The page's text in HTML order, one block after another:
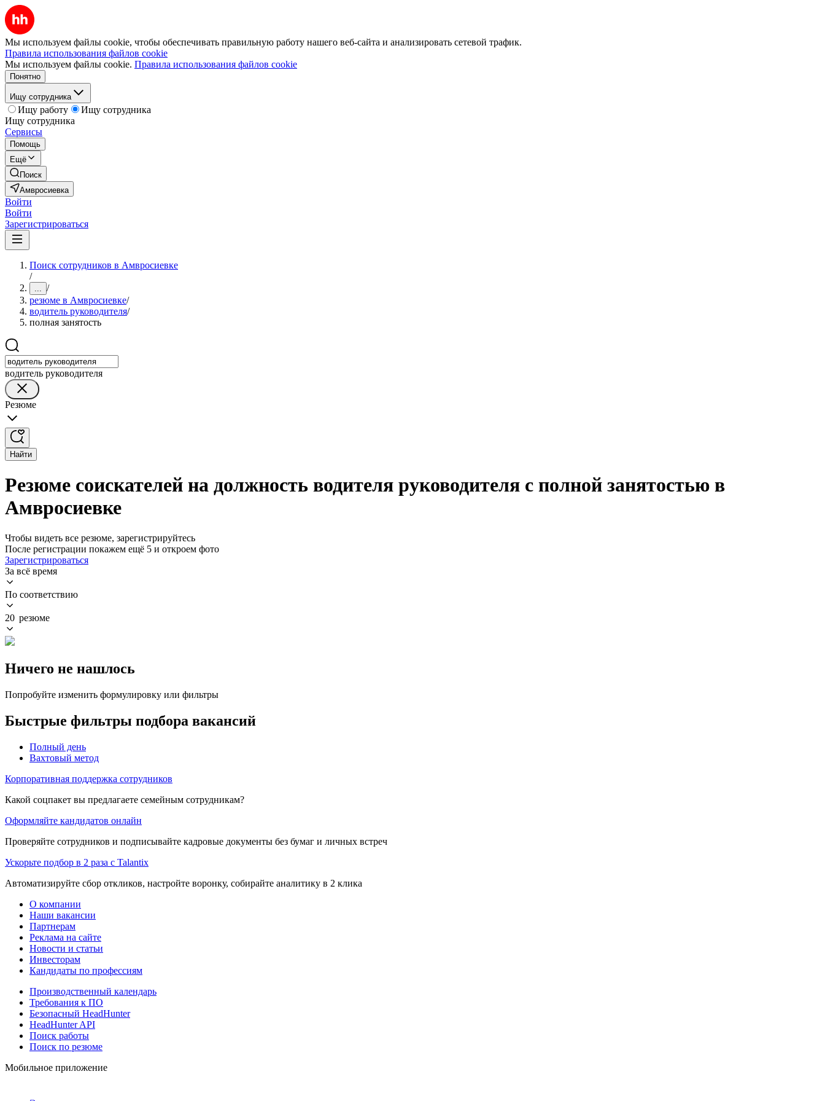
Мы используем файлы cookie, чтобы обеспечивать правильную работу нашего веб-сайта и анализировать сетевой трафик.
Правила использования файлов cookie
Мы используем файлы cookie. Правила использования файлов cookie
Понятно
Ищу сотрудника
Ищу работу
Ищу сотрудника
Ищу сотрудника
Сервисы
Помощь
Ещё
Поиск
Амвросиевка
Войти
Войти
Зарегистрироваться
Поиск сотрудников в Амвросиевке
/
... /
резюме в Амвросиевке/
водитель руководителя/
полная занятость
водитель руководителя
Резюме
Найти
Резюме соискателей на должность водителя руководителя с полной занятостью в
Амвросиевке
Чтобы видеть все резюме, зарегистрируйтесь
После регистрации покажем ещё 5 и откроем фото
Зарегистрироваться
За всё время
По соответствию
20 резюме
Ничего не нашлось
Попробуйте изменить формулировку или фильтры
Быстрые фильтры подбора вакансий
Полный день
Вахтовый метод
Корпоративная поддержка сотрудников
Какой соцпакет вы предлагаете семейным сотрудникам?
Оформляйте кандидатов онлайн
Проверяйте сотрудников и подписывайте кадровые документы без бумаг и личных встреч
Ускорьте подбор в 2 раза с Talantix
Автоматизируйте сбор откликов, настройте воронку, собирайте аналитику в 2 клика
О компании
Наши вакансии
Партнерам
Реклама на сайте
Новости и статьи
Инвесторам
Кандидаты по профессиям
Производственный календарь
Требования к ПО
Безопасный HeadHunter
HeadHunter API
Поиск работы
Поиск по резюме
Мобильное приложение